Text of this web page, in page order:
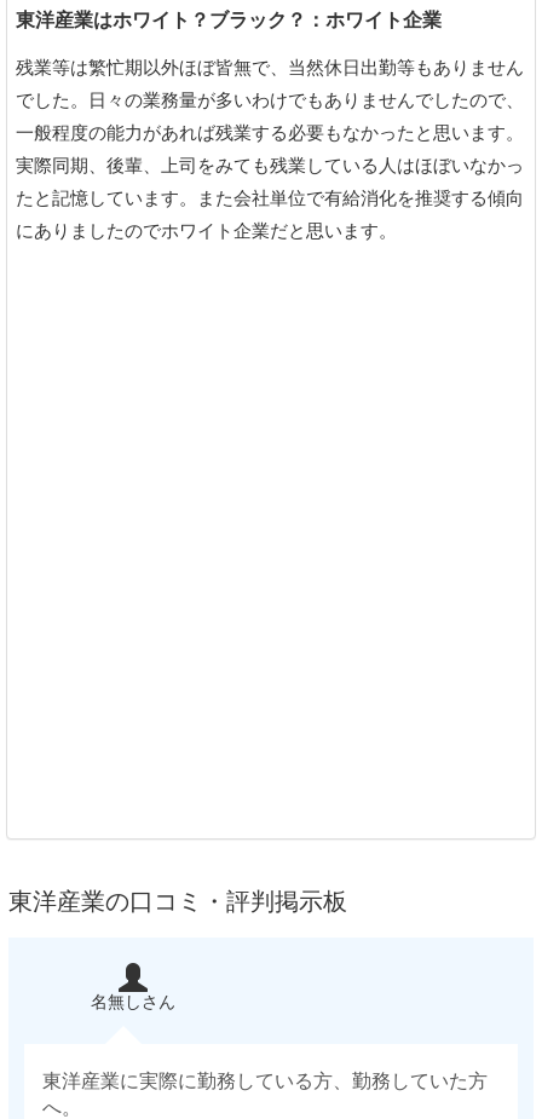
東洋産業はホワイト？ブラック？：ホワイト企業
残業等は繁忙期以外ほぼ皆無で、当然休日出勤等もありません
でした。日々の業務量が多いわけでもありませんでしたので、
一般程度の能力があれば残業する必要もなかったと思います。
実際同期、後輩、上司をみても残業している人はほぼいなかっ
たと記憶しています。また会社単位で有給消化を推奨する傾向
にありましたのでホワイト企業だと思います。
東洋産業の口コミ・評判掲示板
名無しさん
東洋産業に実際に勤務している方、勤務していた方
へ。